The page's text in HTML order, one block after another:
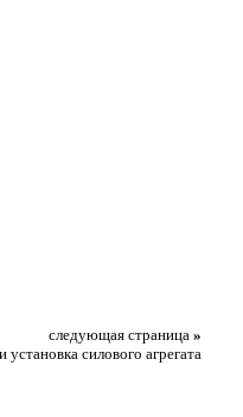
следующая страница »
установка силового агрегата